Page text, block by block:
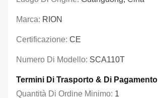
Marca: RION
Certificazione: CE
Numero Di Modello: SCA110T
Termini Di Trasporto & Di Pagamento
Quantità Di Ordine Minimo: 1